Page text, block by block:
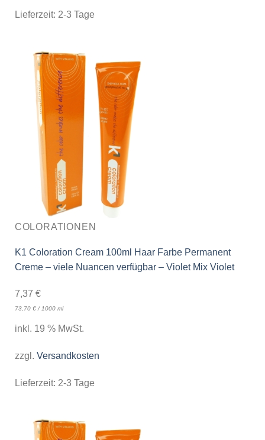
Lieferzeit: 2-3 Tage
COLORATIONEN
K1 Coloration Cream 100ml Haar Farbe Permanent
Creme – viele Nuancen verfügbar – Violet Mix Violet
7,37 €
73,70 €/1000 ml
inkl. 19 % MwSt.
zzgl. Versandkosten
Lieferzeit: 2-3 Tage